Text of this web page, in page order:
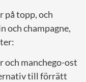
på topp, och
och champagne,
och manchego-ost
till förrätt